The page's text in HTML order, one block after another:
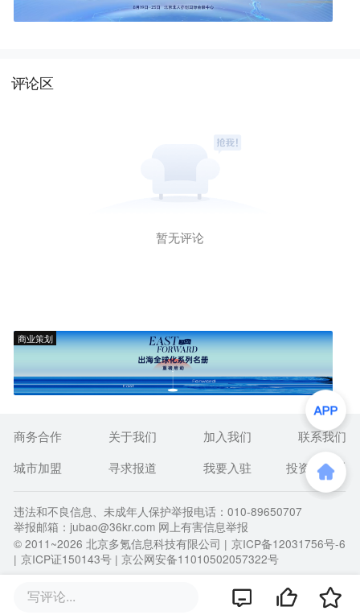
评论区
暂无评论
商业策划
写评论...
商务合作 关于我们 加入我们
联系我们
城市加盟
寻求报道 我要入驻 投资者关系
违法和不良信息、未成年人保护举报电话：010-89650707
举报邮箱：jubao@36kr.com 网上有害信息举报
© 2011~2026 北京多氪信息科技有限公司 | 京ICP备12031756号-6
| 京ICP证150143号 | 京公网安备11010502057322号